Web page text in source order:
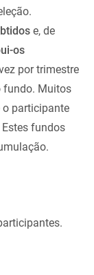
e, de
os
por trimestre
fundo. Muitos
o participante
fundos